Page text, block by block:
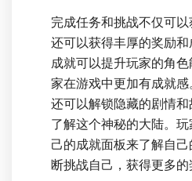
完成任务和挑战不仅可以
还可以获得丰厚的奖励
成就可以提升玩家的角
家在游戏中更加有成就
还可以解锁隐藏的剧情
了解这个神秘的大陆。
己的成就面板来了解自
断挑战自己，获得更多的